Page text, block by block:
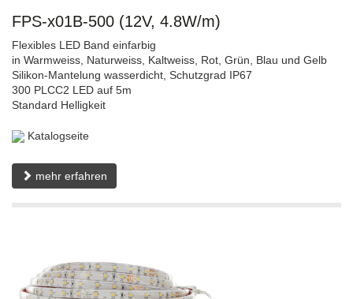
FPS-x01B-500 (12V, 4.8W/m)
Flexibles LED Band einfarbig
in Warmweiss, Naturweiss, Kaltweiss, Rot, Grün, Blau und Gelb
Silikon-Mantelung wasserdicht, Schutzgrad IP67
300 PLCC2 LED auf 5m
Standard Helligkeit
Katalogseite
mehr erfahren